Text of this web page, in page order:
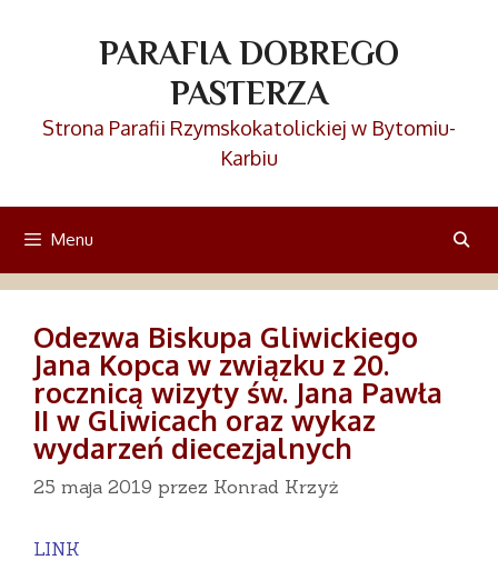
PARAFIA DOBREGO
PASTERZA
Strona Parafii Rzymskokatolickiej w Bytomiu-
Karbiu
Menu
Odezwa Biskupa Gliwickiego
Jana Kopca w związku z 20.
rocznicą wizyty św. Jana Pawła
II w Gliwicach oraz wykaz
wydarzeń diecezjalnych
25 maja 2019 przez Konrad Krzyż
LINK